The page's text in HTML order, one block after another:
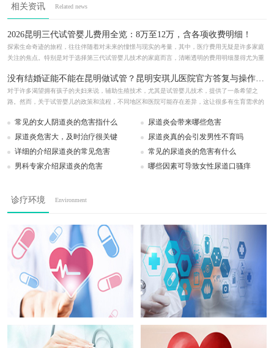
相关资讯 Related news
2026昆明三代试管婴儿费用全览：8万至12万，含各项收费明细！
探索生命奇迹的旅程，往往伴随着对未来的憧憬与现实的考量，其中，医疗费用无疑是许多家庭
关注的焦点。特别是对于选择第三代试管婴儿技术的家庭而言，清晰透明的费用明细显得尤为重
没有结婚证能不能在昆明做试管？昆明安琪儿医院官方答复与操作步骤
对于许多渴望拥有孩子的夫妇来说，辅助生殖技术，尤其是试管婴儿技术，提供了一条希望之
路。然而，关于试管婴儿的政策和流程，不同地区和医院可能存在差异，这让很多有生育需求的
常见的女人阴道炎的危害指什么
尿道炎会带来哪些危害
尿道炎危害大，及时治疗很关键
尿道炎真的会引发男性不育吗
详细的介绍尿道炎的常见危害
常见的尿道炎的危害有什么
男科专家介绍尿道炎的危害
哪些因素可导致女性尿道口骚痒
诊疗环境 Environment